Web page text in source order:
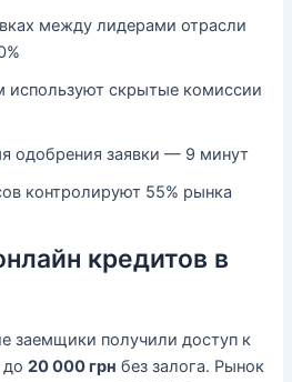
между лидерами отрасли
используют скрытые комиссии
одобрения заявки — 9 минут
контролируют 55% рынка
кредитов в
заемщики получили доступ к
до20 000 грн без залога. Рынок